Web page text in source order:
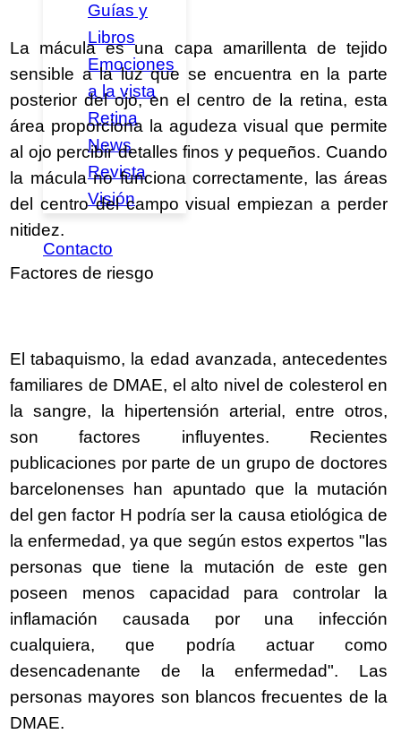
Guías y
Libros
Emociones
a la vista
Retina
News
Revista
Visión
Contacto
La mácula es una capa amarillenta de tejido
sensible a la luz que se encuentra en la parte
posterior del ojo, en el centro de la retina, esta
área proporciona la agudeza visual que permite
al ojo percibir detalles finos y pequeños. Cuando
la mácula no funciona correctamente, las áreas
del centro del campo visual empiezan a perder
nitidez.
Factores de riesgo
El tabaquismo, la edad avanzada, antecedentes
familiares de DMAE, el alto nivel de colesterol en
la sangre, la hipertensión arterial, entre otros,
son factores influyentes. Recientes
publicaciones por parte de un grupo de doctores
barcelonenses han apuntado que la mutación
del gen factor H podría ser la causa etiológica de
la enfermedad, ya que según estos expertos "las
personas que tiene la mutación de este gen
poseen menos capacidad para controlar la
inflamación causada por una infección
cualquiera, que podría actuar como
desencadenante de la enfermedad". Las
personas mayores son blancos frecuentes de la
DMAE.